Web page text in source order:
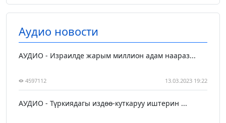
Аудио новости
АУДИО - Израилде жарым миллион адам наараз...
4597112 13.03.2023 19:22
АУДИО - Түркиядагы издөө-куткаруу иштерин ...